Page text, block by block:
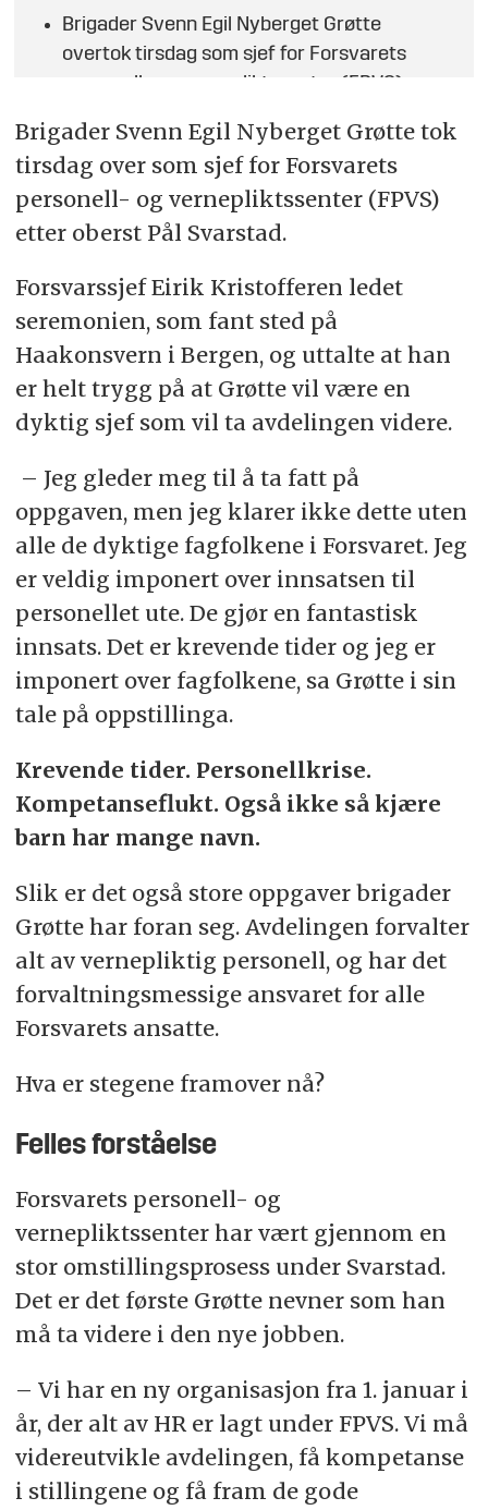
Brigader Svenn Egil Nyberget Grøtte
overtok tirsdag som sjef for Forsvarets
Seremonien ble ledet av forsvarssjef Eirik
Kristoffersen, som uttrykte full tillit til
Grøttes evner til å lede avdelingen videre.
samarbeid med de dyktige fagfolkene i
Forsvaret for å takle krevende tider og
personellutfordringer.
Han peker på behovet for en felles
forståelse innad i Forsvaret for å adressere
og forbedre personellsituasjonen effektivt.
Oppsummeringen er generert av kunstig
intelligens, men gjennomlest av en journalist.
Brigader Svenn Egil Nyberget Grøtte tok
tirsdag over som sjef for Forsvarets
personell- og vernepliktssenter (FPVS)
etter oberst Pål Svarstad.
Forsvarssjef Eirik Kristofferen ledet
seremonien, som fant sted på
Haakonsvern i Bergen, og uttalte at han
er helt trygg på at Grøtte vil være en
dyktig sjef som vil ta avdelingen videre.
– Jeg gleder meg til å ta fatt på
oppgaven, men jeg klarer ikke dette uten
alle de dyktige fagfolkene i Forsvaret. Jeg
er veldig imponert over innsatsen til
personellet ute. De gjør en fantastisk
innsats. Det er krevende tider og jeg er
imponert over fagfolkene, sa Grøtte i sin
tale på oppstillinga.
Krevende tider. Personellkrise.
Kompetanseflukt. Også ikke så kjære
barn har mange navn.
Slik er det også store oppgaver brigader
Grøtte har foran seg. Avdelingen forvalter
alt av vernepliktig personell, og har det
forvaltningsmessige ansvaret for alle
Forsvarets ansatte.
Hva er stegene framover nå?
Felles forståelse
Forsvarets personell- og
vernepliktssenter har vært gjennom en
stor omstillingsprosess under Svarstad.
Det er det første Grøtte nevner som han
må ta videre i den nye jobben.
– Vi har en ny organisasjon fra 1. januar i
år, der alt av HR er lagt under FPVS. Vi må
videreutvikle avdelingen, få kompetanse
i stillingene og få fram de gode